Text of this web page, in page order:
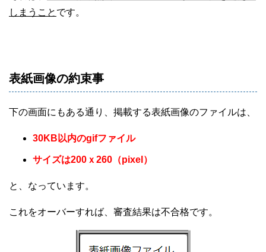
しまうこと です。
表紙画像の約束事
下の画面にもある通り、掲載する表紙画像のファイルは、
30KB以内のgifファイル
サイズは200ｘ260（pixel）
と、なっています。
これをオーバーすれば、審査結果は不合格です。